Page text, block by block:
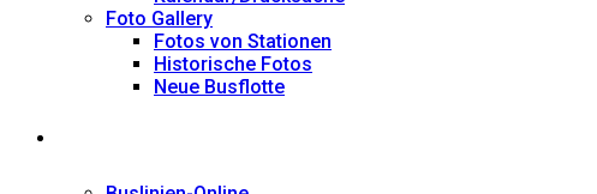
Foto Gallery
Fotos von Stationen
Historische Fotos
Neue Busflotte